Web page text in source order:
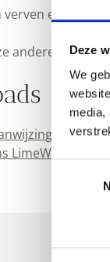
Deze
We
media,
verven en
andere
LimeWash (pdf)